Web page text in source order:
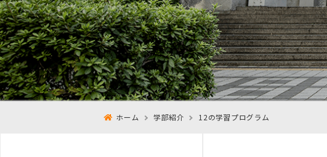
ホーム 学部紹介 12の学習プログラム